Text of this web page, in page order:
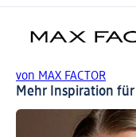
von MAX FACTOR
Mehr Inspiration für